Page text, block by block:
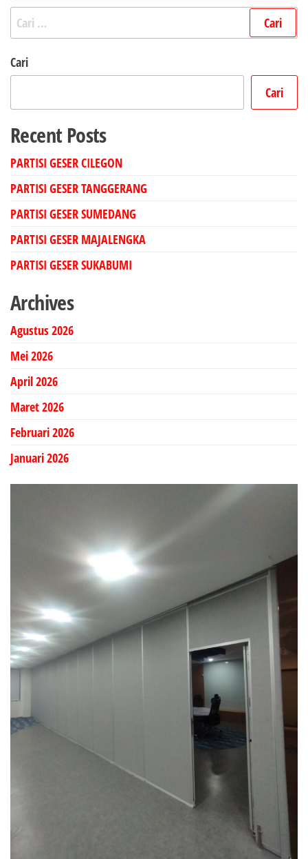
Cari
untuk:
Cari
Cari
Recent Posts
PARTISI GESER CILEGON
PARTISI GESER TANGGERANG
PARTISI GESER SUMEDANG
PARTISI GESER MAJALENGKA
PARTISI GESER SUKABUMI
Archives
Agustus 2026
Mei 2026
April 2026
Maret 2026
Februari 2026
Januari 2026